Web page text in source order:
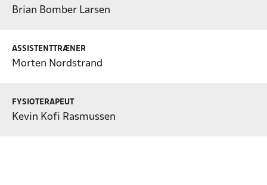
Brian Bomber Larsen
ASSISTENTTRÆNER
Morten Nordstrand
FYSIOTERAPEUT
Kevin Kofi Rasmussen